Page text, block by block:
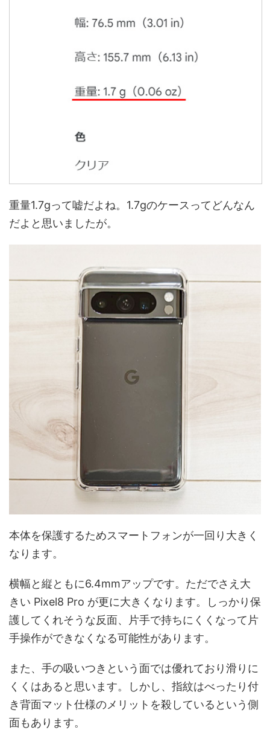
重量1.7gって嘘だよね。1.7gのケースってどんなん
だよと思いましたが。
本体を保護するためスマートフォンが一回り大きく
なります。
横幅と縦ともに6.4mmアップです。ただでさえ大
きい Pixel8 Pro が更に大きくなります。しっかり保
護してくれそうな反面、片手で持ちにくくなって片
手操作ができなくなる可能性があります。
また、手の吸いつきという面では優れており滑りに
くくはあると思います。しかし、指紋はべったり付
き背面マット仕様のメリットを殺しているという側
面もあります。